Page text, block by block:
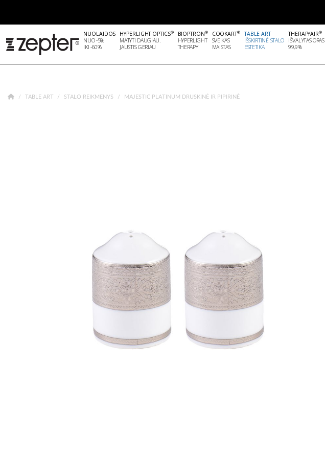
NUOLAIDOS
NUO -5%
IKI -60%
HYPERLIGHT OPTICS®
MATYTI DAUGIAU.
JAUSTIS GERIAU
BIOPTRON®
HYPERLIGHT
THERAPY
COOKART®
SVEIKAS
MAISTAS
TABLE ART
IŠSKIRTINĖ STALO
ESTETIKA
THERAPYAIR®
IŠVALYTAS ORAS
99,9%
TABLE ART STALO REIKMENYS MAJESTIC PLATINUM DRUSKINĖ IR PIPIRINĖ